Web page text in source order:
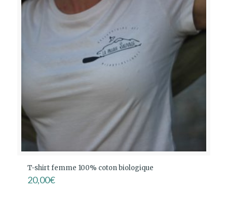
T-shirt femme 100% coton biologique
20,00€